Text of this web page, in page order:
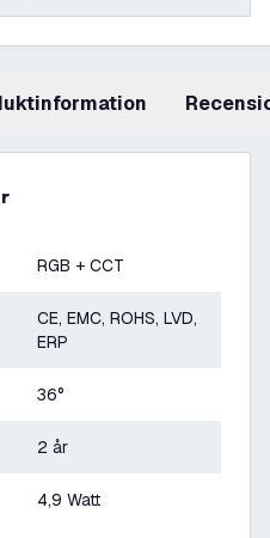
RGB + CCT
CE, EMC, ROHS, LVD,
ERP
36°
2 år
4,9 Watt